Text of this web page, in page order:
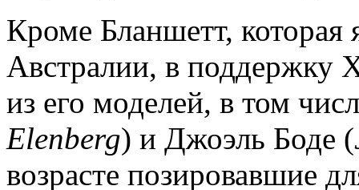
Кроме Бланшетт, которая
Австралии, в поддержку
из его моделей, в том
Elenberg) и Джоэль Боде (
возрасте позировавшие